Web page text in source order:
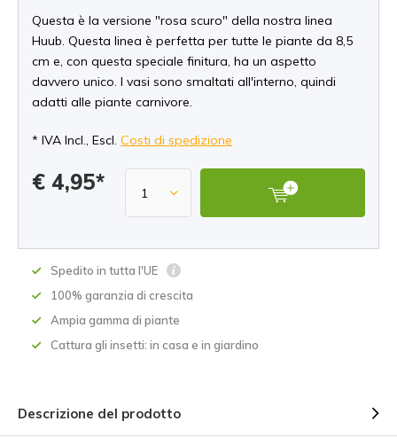
Questa è la versione "rosa scuro" della nostra linea
Huub. Questa linea è perfetta per tutte le piante da 8,5
cm e, con questa speciale finitura, ha un aspetto
davvero unico. I vasi sono smaltati all'interno, quindi
adatti alle piante carnivore.
* IVA Incl., Escl. Costi di spedizione
€ 4,95*
Spedito in tutta l'UE
100% garanzia di crescita
Ampia gamma di piante
Cattura gli insetti: in casa e in giardino
Descrizione del prodotto